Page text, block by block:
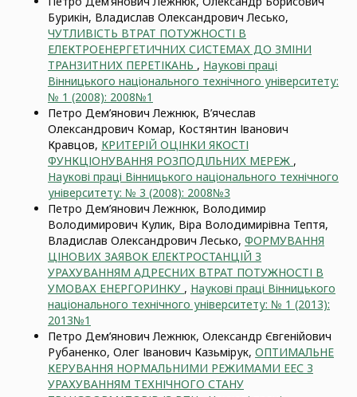
Бурикін, Владислав Олександрович Лесько,
ЧУТЛИВІСТЬ ВТРАТ ПОТУЖНОСТІ В
ЕЛЕКТРОЕНЕРГЕТИЧНИХ СИСТЕМАХ ДО ЗМІНИ
ТРАНЗИТНИХ ПЕРЕТІКАНЬ , Наукові праці
Вінницького національного технічного університету:
№ 1 (2008): 2008№1
Петро Дем’янович Лежнюк, В’ячеслав
Олександрович Комар, Костянтин Іванович
Кравцов, КРИТЕРІЙ ОЦІНКИ ЯКОСТІ
ФУНКЦІОНУВАННЯ РОЗПОДІЛЬНИХ МЕРЕЖ ,
Наукові праці Вінницького національного технічного
університету: № 3 (2008): 2008№3
Петро Дем’янович Лежнюк, Володимир
Володимирович Кулик, Віра Володимирівна Тептя,
Владислав Олександрович Лесько, ФОРМУВАННЯ
ЦІНОВИХ ЗАЯВОК ЕЛЕКТРОСТАНЦІЙ З
УРАХУВАННЯМ АДРЕСНИХ ВТРАТ ПОТУЖНОСТІ В
УМОВАХ ЕНЕРГОРИНКУ , Наукові праці Вінницького
національного технічного університету: № 1 (2013):
2013№1
Петро Дем’янович Лежнюк, Олександр Євгенійович
Рубаненко, Олег Іванович Казьмірук, ОПТИМАЛЬНЕ
КЕРУВАННЯ НОРМАЛЬНИМИ РЕЖИМАМИ ЕЕС З
УРАХУВАННЯМ ТЕХНІЧНОГО СТАНУ